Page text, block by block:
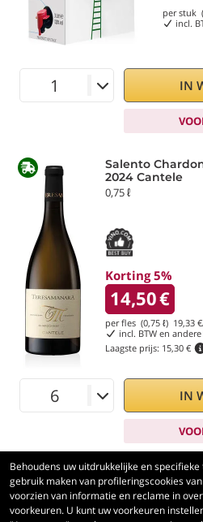
per stuk
incl.
IN
Salento
2024 Cantele
0,75 ℓ
Korting 5%
14,50€
per fles (0,75 ℓ) 19,33
incl. BTW en
Laagste prijs: 15,30 €
IN
Behoudens uw uitdrukkelijke en
gebruik maken van profileringscookies
voorzien van informatie en reclame in
voorkeuren. U kunt uw voorkeuren